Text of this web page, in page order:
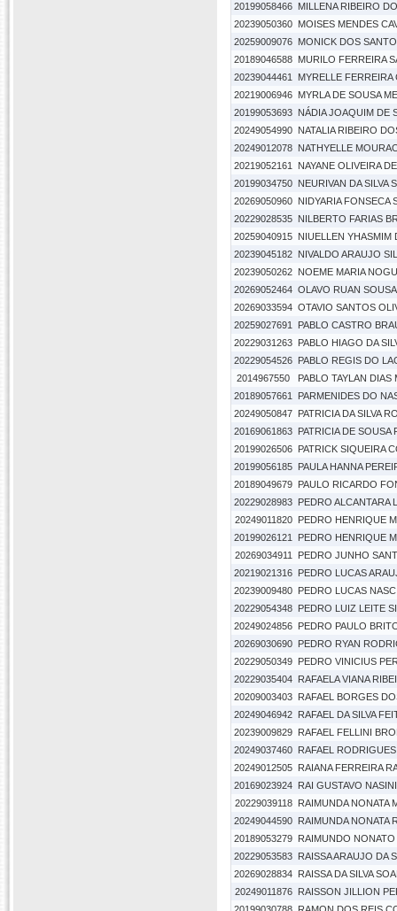
20199058466 MILLENA RIBEIRO
20239050360 MOISES MENDES
20259009076 MONICK DOS
20189046588 MURILO FERREIRA
20239044461
MYRELLE FERREIRA
20219006946 MYRLA DE SOUSA
20199053693 NÁDIA JOAQUIM DE
20249054990 NATALIA RIBEIRO
20249012078 NATHYELLE
20219052161
NAYANE OLIVEIRA
20199034750 NEURIVAN DA SILVA
20269050960 NIDYARIA FONSECA
20229028535 NILBERTO FARIAS
20259040915 NIUELLEN YHASMIM
20239045182 NIVALDO ARAUJO
20239050262 NOEME MARIA
20269052464 OLAVO RUAN
20269033594 OTAVIO SANTOS
20259027691
PABLO CASTRO
20229031263 PABLO HIAGO DA
20229054526 PABLO REGIS DO
2014967550
PABLO TAYLAN DIAS
20189057661
PARMENIDES DO
20249050847 PATRICIA DA SILVA
20169061863 PATRICIA DE SOUSA
20199026506 PATRICK SIQUEIRA
20199056185 PAULA HANNA
20189049679 PAULO RICARDO
20229028983 PEDRO ALCANTARA
20249011820
PEDRO HENRIQUE
20199026121
PEDRO HENRIQUE
20269034911
PEDRO JUNHO
20219021316 PEDRO LUCAS
20239009480 PEDRO LUCAS
20229054348 PEDRO LUIZ LEITE
20249024856 PEDRO PAULO
20269030690 PEDRO RYAN
20229050349 PEDRO VINICIUS
20229035404 RAFAELA VIANA
20209003403 RAFAEL BORGES
20249046942 RAFAEL DA SILVA
20239009829 RAFAEL FELLINI
20249037460 RAFAEL
20249012505 RAIANA FERREIRA
20169023924 RAI GUSTAVO
20229039118
RAIMUNDA NONATA
20249044590 RAIMUNDA NONATA
20189053279 RAIMUNDO
20229053583 RAISSA ARAUJO DA
20269028834 RAISSA DA SILVA
20249011876
RAISSON JILLION